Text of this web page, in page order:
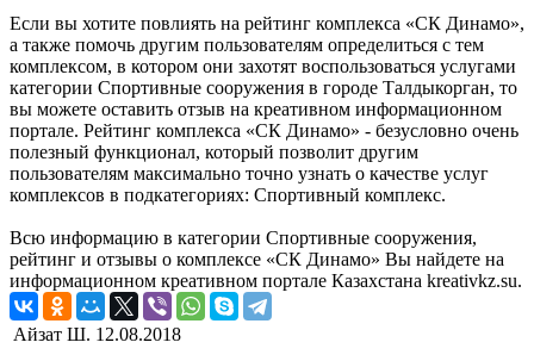
Если вы хотите повлиять на рейтинг комплекса «СК Динамо»,
а также помочь другим пользователям определиться с тем
комплексом, в котором они захотят воспользоваться услугами
категории Спортивные сооружения в городе Талдыкорган, то
вы можете оставить отзыв на креативном информационном
портале. Рейтинг комплекса «СК Динамо» - безусловно очень
полезный функционал, который позволит другим
пользователям максимально точно узнать о качестве услуг
комплексов в подкатегориях: Спортивный комплекс.
Всю информацию в категории Спортивные сооружения,
рейтинг и отзывы о комплексе «СК Динамо» Вы найдете на
информационном креативном портале Казахстана kreativkz.su.
Айзат Ш. 12.08.2018